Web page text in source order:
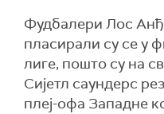
Фудбалери Лос
пласирали су се у
лиге, пошто су на
Сијетл саундерс
плеј-офа Западне